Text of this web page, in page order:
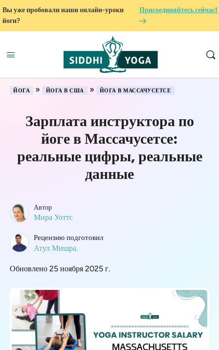
Вы уже пробовали наши онлайн-уроки
йоги?
Присоединяйтесь сейчас!
ЙОГА » ЙОГА В США » ЙОГА В МАССАЧУСЕТСЕ
Зарплата инструктора по
йоге в Массачусетсе:
реальные цифры, реальные
данные
Автор
Мира Уоттс
Рецензию подготовил
Атул Мишра.
Обновлено 25 ноября 2025 г.